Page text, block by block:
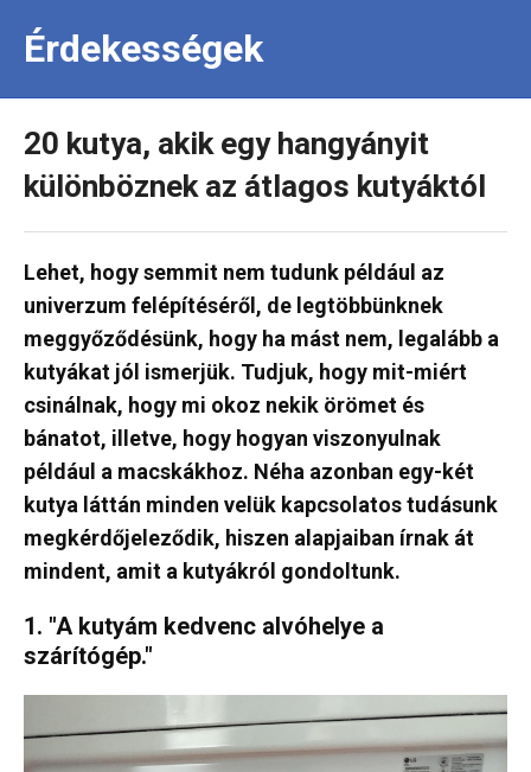
Érdekességek
20 kutya, akik egy hangyányit
különböznek az átlagos kutyáktól
Lehet, hogy semmit nem tudunk például az
univerzum felépítéséről, de legtöbbünknek
meggyőződésünk, hogy ha mást nem, legalább a
kutyákat jól ismerjük. Tudjuk, hogy mit-miért
csinálnak, hogy mi okoz nekik örömet és
bánatot, illetve, hogy hogyan viszonyulnak
például a macskákhoz. Néha azonban egy-két
kutya láttán minden velük kapcsolatos tudásunk
megkérdőjeleződik, hiszen alapjaiban írnak át
mindent, amit a kutyákról gondoltunk.
1. "A kutyám kedvenc alvóhelye a
szárítógép."